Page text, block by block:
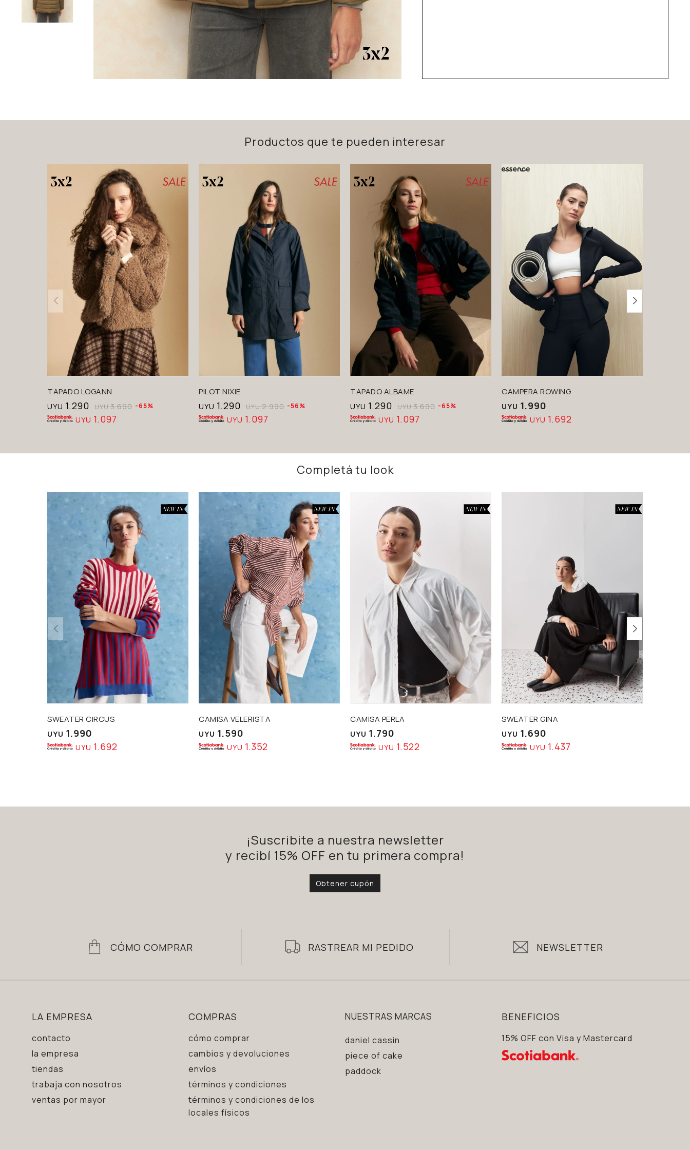
Productos que te pueden interesar
TAPADO LOGANN
UYU 1.290 UYU 3.690 65
UYU 1.097
PILOT NIXIE
UYU 1.290 UYU 2.990 56
UYU 1.097
TAPADO ALBAME
UYU 1.290 UYU 3.690 65
UYU 1.097
CAMPERA ROWING
UYU 1.990
UYU 1.692
Completá tu look
SWEATER CIRCUS
UYU 1.990
UYU 1.692
CAMISA VELERISTA
UYU 1.590
UYU 1.352
CAMISA PERLA
UYU 1.790
UYU 1.522
SWEATER GINA
UYU 1.690
UYU 1.437
¡Suscribite a nuestra newsletter
y recibí 15% OFF en tu primera compra!
Obtener cupón
CÓMO COMPRAR RASTREAR MI PEDIDO NEWSLETTER
LA EMPRESA
contacto
la empresa
tiendas
trabaja con nosotros
ventas por mayor
COMPRAS
cómo comprar
cambios y devoluciones
envíos
términos y condiciones
términos y condiciones de los
locales físicos
NUESTRAS MARCAS
daniel cassin
piece of cake
paddock
BENEFICIOS
15% OFF con Visa y Mastercard